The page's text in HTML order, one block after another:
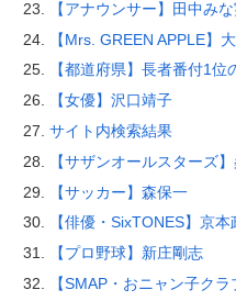
【アナウンサー】田中み
【Mrs. GREEN APPLE】
【都道府県】長者番付1位
【女優】沢口靖子
サイト内検索結果
【サザンオールスターズ
【サッカー】森保一
【俳優・SixTONES】京
【プロ野球】新庄剛志
【SMAP・おニャン子ク